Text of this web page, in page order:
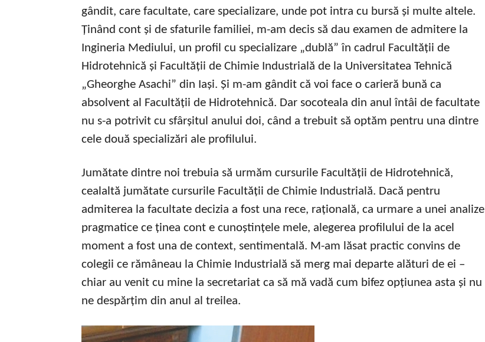
gândit, care facultate, care specializare, unde pot intra cu bursă și multe altele.
Ținând cont și de sfaturile familiei, m-am decis să dau examen de admitere la
Ingineria Mediului, un profil cu specializare „dublă” în cadrul Facultății de
Hidrotehnică și Facultății de Chimie Industrială de la Universitatea Tehnică
„Gheorghe Asachi” din Iași. Și m-am gândit că voi face o carieră bună ca
absolvent al Facultății de Hidrotehnică. Dar socoteala din anul întâi de facultate
nu s-a potrivit cu sfârșitul anului doi, când a trebuit să optăm pentru una dintre
cele două specializări ale profilului.
Jumătate dintre noi trebuia să urmăm cursurile Facultății de Hidrotehnică,
cealaltă jumătate cursurile Facultății de Chimie Industrială. Dacă pentru
admiterea la facultate decizia a fost una rece, rațională, ca urmare a unei analize
pragmatice ce ținea cont e cunoștințele mele, alegerea profilului de la acel
moment a fost una de context, sentimentală. M-am lăsat practic convins de
colegii ce rămâneau la Chimie Industrială să merg mai departe alături de ei –
chiar au venit cu mine la secretariat ca să mă vadă cum bifez opțiunea asta și nu
ne despărțim din anul al treilea.